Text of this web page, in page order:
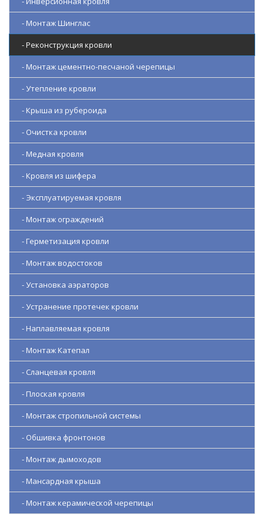
- Монтаж Шинглас
- Реконструкция кровли
- Монтаж цементно-песчаной черепицы
- Утепление кровли
- Крыша из рубероида
- Очистка кровли
- Медная кровля
- Кровля из шифера
- Эксплуатируемая кровля
- Монтаж ограждений
- Герметизация кровли
- Монтаж водостоков
- Установка аэраторов
- Устранение протечек кровли
- Наплавляемая кровля
- Монтаж Катепал
- Сланцевая кровля
- Плоская кровля
- Монтаж стропильной системы
- Обшивка фронтонов
- Монтаж дымоходов
- Мансардная крыша
- Монтаж керамической черепицы